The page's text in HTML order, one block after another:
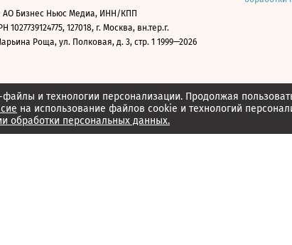
и технологии персонализации. Продолжая
на использование файлов cookie и технологий
обработки персональных данных.
Бизнес Ньюс Медиа, ИНН/КПП
1027739124775, 127018, г. Москва, вн.тер.г.
Роща, ул. Полковая, д. 3, стр. 1 1999—2026